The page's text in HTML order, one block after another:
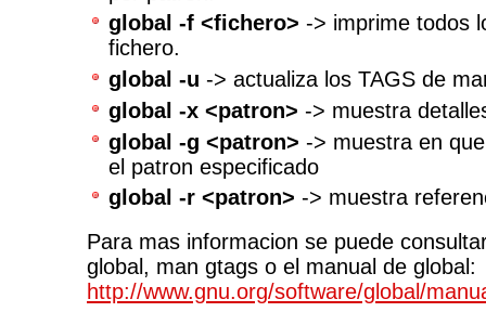
global -f <fichero> -> imprime todos
fichero.
global -u -> actualiza los TAGS de
global -x <patron> -> muestra
global -g <patron> -> muestra en
el patron especificado
global -r <patron> -> muestra
Para mas informacion se puede
global, man gtags o el manual de global:
http://www.gnu.org/software/global/